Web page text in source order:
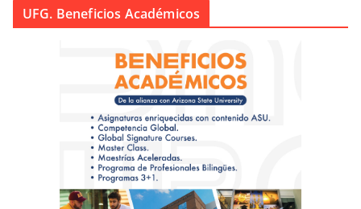
UFG. Beneficios Académicos